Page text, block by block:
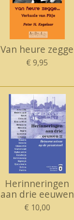
Van heure zegge
€ 9,95
Herinneringen
aan drie eeuwen
€ 10,00